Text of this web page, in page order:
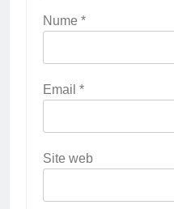
Nume *
Email *
Site web